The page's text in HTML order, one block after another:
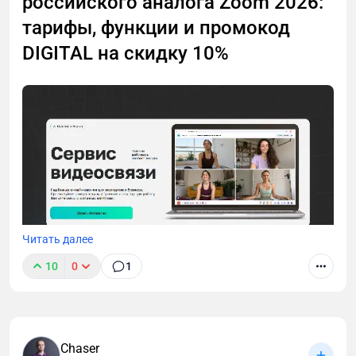
тарифы, функции и промокод
DIGITAL на скидку 10%
Zoom недоступен, а искать замену некогда?
тарифы, сравнение с конкурентами и промокод
Читать далее
10 0 1
Chaser